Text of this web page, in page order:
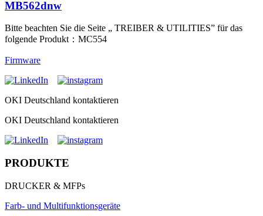
MB562dnw
Bitte beachten Sie die Seite „ TREIBER & UTILITIES” für das
folgende Produkt：MC554
Firmware
OKI Deutschland kontaktieren
OKI Deutschland kontaktieren
PRODUKTE
DRUCKER & MFPs
Farb- und Multifunktionsgeräte